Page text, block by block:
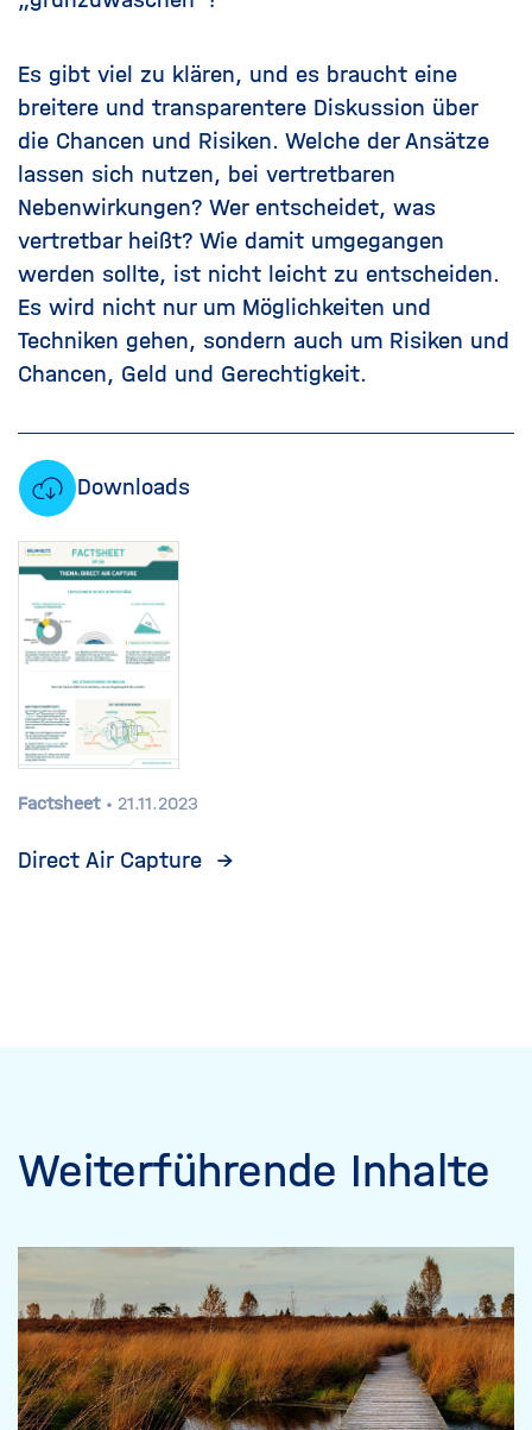
Es gibt viel zu klären, und es braucht eine
breitere und transparentere Diskussion über
die Chancen und Risiken. Welche der Ansätze
lassen sich nutzen, bei vertretbaren
Nebenwirkungen? Wer entscheidet, was
vertretbar heißt? Wie damit umgegangen
werden sollte, ist nicht leicht zu entscheiden.
Es wird nicht nur um Möglichkeiten und
Techniken gehen, sondern auch um Risiken und
Chancen, Geld und Gerechtigkeit.
Downloads
Factsheet 21.11.2023
Direct Air Capture
Weiterführende Inhalte